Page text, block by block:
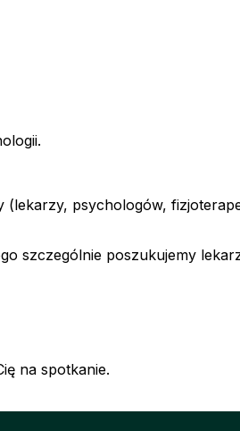
psychologów,
szczególnie poszukujemy
na spotkanie.